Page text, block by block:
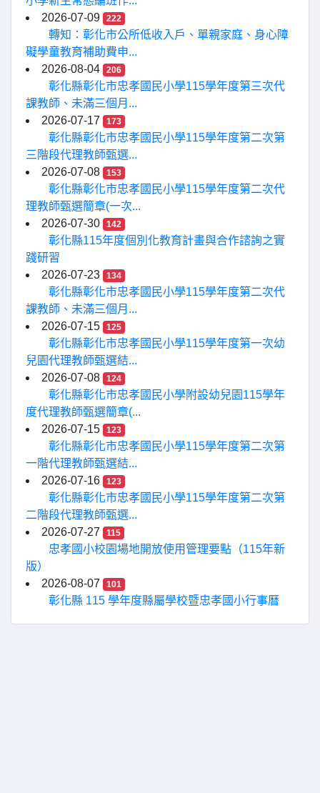
2026-07-09
222
轉知：彰化市公所低收入戶、單親家庭、身心障
礙學童教育補助費申...
2026-08-04
206
彰化縣彰化市忠孝國民小學115學年度第三次代
課教師、未滿三個月...
2026-07-17
173
彰化縣彰化市忠孝國民小學115學年度第二次第
三階段代理教師甄選...
2026-07-08
153
彰化縣彰化市忠孝國民小學115學年度第二次代
理教師甄選簡章(一次...
2026-07-30
142
彰化縣115年度個別化教育計畫與合作諮詢之實
踐研習
2026-07-23
134
彰化縣彰化市忠孝國民小學115學年度第二次代
課教師、未滿三個月...
2026-07-15
125
彰化縣彰化市忠孝國民小學115學年度第一次幼
兒園代理教師甄選結...
2026-07-08
124
彰化縣彰化市忠孝國民小學附設幼兒園115學年
度代理教師甄選簡章(...
2026-07-15
123
彰化縣彰化市忠孝國民小學115學年度第二次第
一階代理教師甄選結...
2026-07-16
123
彰化縣彰化市忠孝國民小學115學年度第二次第
二階段代理教師甄選...
2026-07-27
115
忠孝國小校園場地開放使用管理要點（115年新
版）
2026-08-07
101
彰化縣 115 學年度縣屬學校暨忠孝國小行事曆